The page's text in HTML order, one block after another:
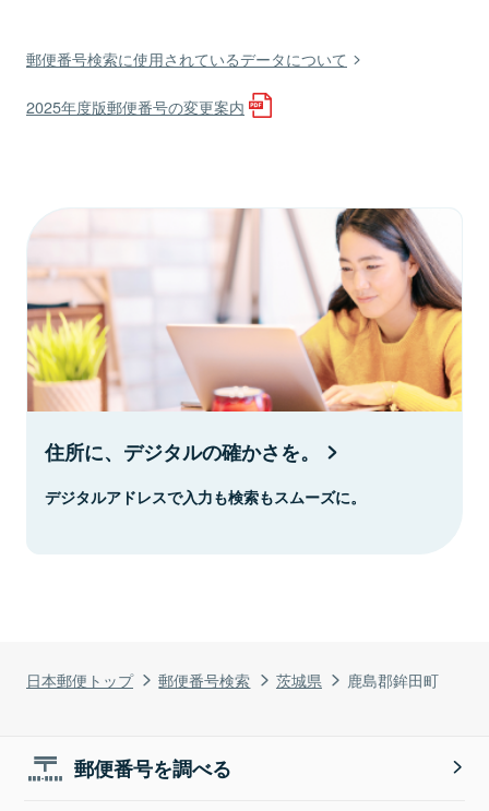
日本郵便トップ 郵便番号検索 茨城県 鹿島郡鉾田町
郵便番号検索に使用されているデータについて
2025年度版郵便番号の変更案内
住所に、デジタルの確かさを。
デジタルアドレスで入力も検索もスムーズに。
郵便番号を調べる